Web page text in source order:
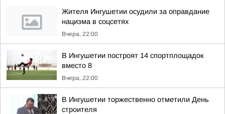
Жителя Ингушетии осудили за оправдание
нацизма в соцсетях
Вчера, 22:00
В Ингушетии построят 14 спортплощадок
вместо 8
Вчера, 22:00
В Ингушетии торжественно отметили День
строителя